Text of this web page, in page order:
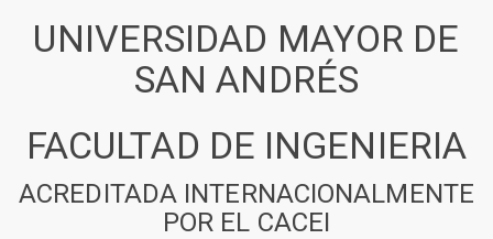
UNIVERSIDAD MAYOR DE
SAN ANDRÉS
FACULTAD DE INGENIERIA
ACREDITADA INTERNACIONALMENTE
POR EL CACEI